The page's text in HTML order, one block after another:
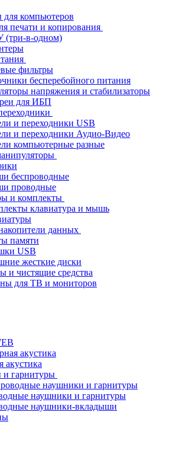
компьютеров
печати и копирования
в-одном)
фильтры
бесперебойного питания
напряжения и стабилизаторы
для ИБП
и переходники USB
и переходники Аудио-Видео
компьютерные разные
беспроводные
проводные
и комплекты
клавиатура и мышь
данных
памяти
USB
жесткие диски
и чистящие средства
для ТВ и мониторов
акустика
акустика
гарнитуры
наушники и гарнитуры
наушники и гарнитуры
наушники-вкладыши